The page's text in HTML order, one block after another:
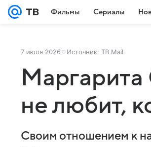
Фильмы Сериалы
7 июля 2026 Источник: ТВ Mail
Маргарита
не любит,
Своим отношением к